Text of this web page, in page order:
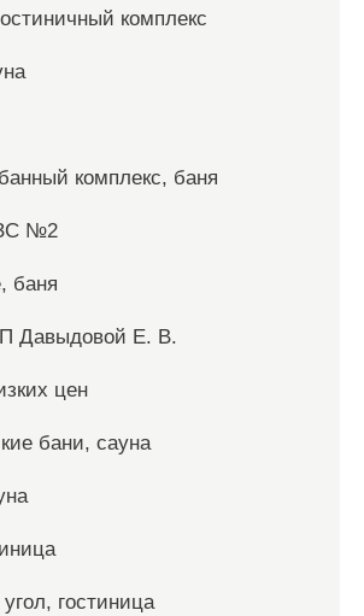
комплекс
комплекс, баня
№2
баня
Давыдовой Е. В.
цен
бани, сауна
гостиница